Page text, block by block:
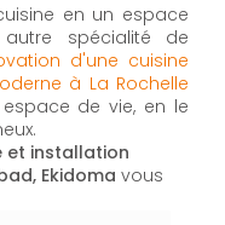
en un espace
spécialité de
d'une cuisine
à La Rochelle
de vie, en le
et installation
Ekidoma vous